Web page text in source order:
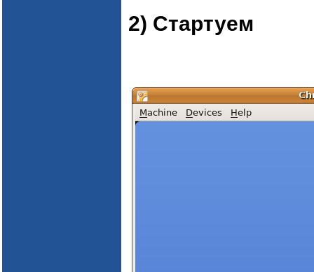
2) Стартуем